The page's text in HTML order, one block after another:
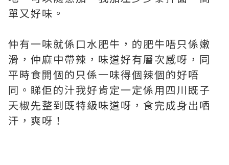
單又好味。
仲有一味就係口水肥牛，的肥牛唔只係嫩
滑，仲麻中帶辣，味道好有層次感呀，同
平時食開個的只係一味得個辣個的好唔
同。睇佢的汁我好肯定一定係用四川既子
天椒先整到既特級味道呀，食完成身出哂
汗，爽呀！